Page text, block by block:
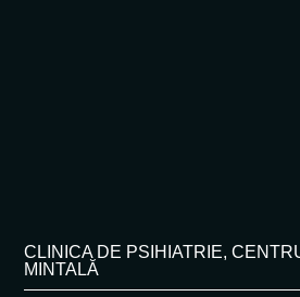
CLINICA DE PSIHIATRIE,
MINTALĂ